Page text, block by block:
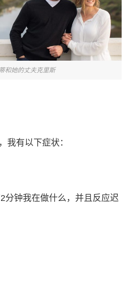
和她的丈夫克里斯
我有以下症状：
分钟我在做什么，并且反应迟